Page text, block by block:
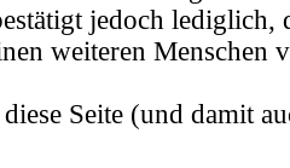
jedoch lediglich,
weiteren Menschen
Seite (und damit